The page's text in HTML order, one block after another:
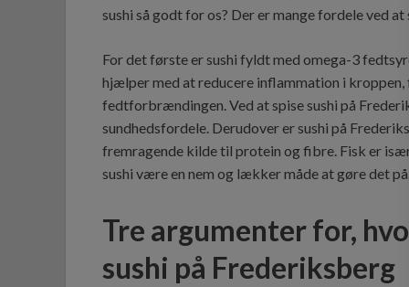
sushi så godt for os? Der er mange fordele ved at
For det første er sushi fyldt med omega-3
hjælper med at reducere inflammation i
fedtforbrændingen. Ved at spise sushi på
sundhedsfordele. Derudover er sushi på
fremragende kilde til protein og fibre. Fisk er især
sushi være en nem og lækker måde at gøre det
Tre argumenter for,
sushi på Frederiksberg